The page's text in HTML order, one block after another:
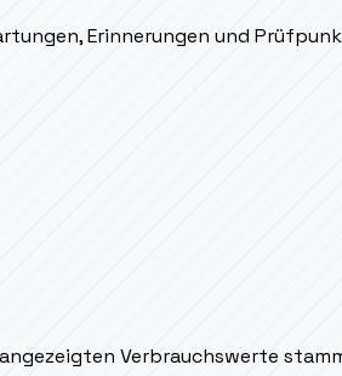
Erinnerungen und
Verbrauchswerte